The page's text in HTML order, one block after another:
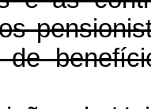
de